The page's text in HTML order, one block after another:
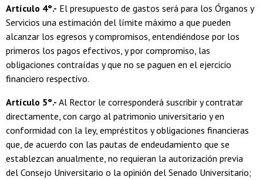
Artículo 4°.- El presupuesto de gastos será para los Órganos y
Servicios una estimación del límite máximo a que pueden
alcanzar los egresos y compromisos, entendiéndose por los
primeros los pagos efectivos, y por compromiso, las
obligaciones contraídas y que no se paguen en el ejercicio
financiero respectivo.
Artículo 5°.- Al Rector le corresponderá suscribir y contratar
directamente, con cargo al patrimonio universitario y en
conformidad con la ley, empréstitos y obligaciones financieras
que, de acuerdo con las pautas de endeudamiento que se
establezcan anualmente, no requieran la autorización previa
del Consejo Universitario o la opinión del Senado Universitario;